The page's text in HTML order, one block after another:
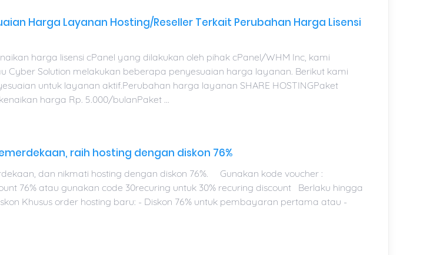
Harga Layanan Hosting/Reseller Terkait Perubahan Harga Lisensi
harga lisensi cPanel yang dilakukan oleh pihak cPanel/WHM Inc, kami
Cyber Solution melakukan beberapa penyesuaian harga layanan. Berikut kami
untuk layanan aktif.Perubahan harga layanan SHARE HOSTINGPaket
harga Rp. 5.000/bulanPaket ...
raih hosting dengan diskon 76%
dan nikmati hosting dengan diskon 76%. Gunakan kode voucher :
76% atau gunakan code 30recuring untuk 30% recuring discount Berlaku hingga
Khusus order hosting baru: - Diskon 76% untuk pembayaran pertama atau -